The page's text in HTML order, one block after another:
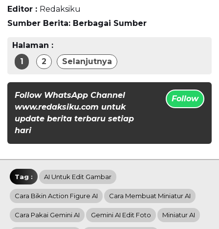
Editor : Redaksiku
Sumber Berita: Berbagai Sumber
Halaman :
1
2 Selanjutnya
Follow WhatsApp Channel
www.redaksiku.com untuk
update berita terbaru setiap
hari
Follow
Tag : AI Untuk Edit Gambar
Cara Bikin Action Figure AI Cara Membuat Miniatur AI
Cara Pakai Gemini AI Gemini AI Edit Foto Miniatur AI